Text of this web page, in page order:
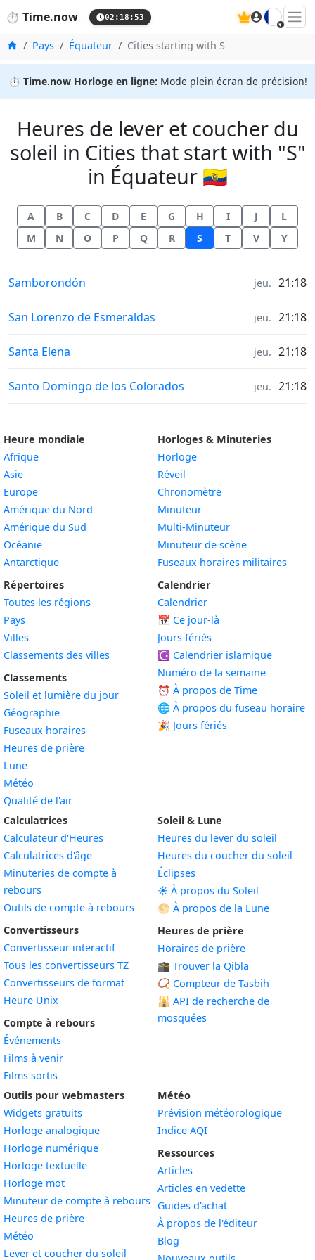
⏱️ Time.now 02:18:54 🇫🇷
Accueil
Pays Équateur Cities starting with S
⏱️ Time.now Horloge en ligne: Mode plein écran de précision!
Heures de lever et coucher du
soleil in Cities that start with "S"
in Équateur 🇪🇨
A B C D E G H I J
L
M
N O P Q R S T V Y
Heures de lever et coucher du soleil in
Samborondón jeu. 21:18
Heures de lever et coucher du soleil in
San Lorenzo de Esmeraldas jeu. 21:18
Heures de lever et coucher du soleil in
Santa Elena jeu. 21:18
Heures de lever et coucher du soleil in
Santo Domingo de los Colorados jeu. 21:18
Heure mondiale
Afrique
Asie
Europe
Amérique du Nord
Amérique du Sud
Océanie
Antarctique
Répertoires
Toutes les régions
Pays
Villes
Classements des villes
Classements
Soleil et lumière du jour
Géographie
Fuseaux horaires
Heures de prière
Lune
Météo
Qualité de l'air
Horloges & Minuteries
Horloge
Réveil
Chronomètre
Minuteur
Multi-Minuteur
Minuteur de scène
Fuseaux horaires militaires
Calendrier
Calendrier
📅 Ce jour-là
Jours fériés
☪️ Calendrier islamique
Numéro de la semaine
⏰ À propos de Time
🌐 À propos du fuseau horaire
🎉 Jours fériés
Calculatrices
Calculateur d'Heures
Calculatrices d'âge
Minuteries de compte à
rebours
Outils de compte à rebours
Convertisseurs
Convertisseur interactif
Tous les convertisseurs TZ
Convertisseurs de format
Heure Unix
Compte à rebours
Événements
Films à venir
Films sortis
Soleil & Lune
Heures du lever du soleil
Heures du coucher du soleil
Éclipses
☀️ À propos du Soleil
🌕 À propos de la Lune
Heures de prière
Horaires de prière
🕋 Trouver la Qibla
📿 Compteur de Tasbih
🕌 API de recherche de
mosquées
Outils pour webmasters
Widgets gratuits
Horloge analogiqueWidget
Horloge numériqueWidget
Horloge textuelleWidget
Horloge motWidget
Minuteur de compte à rebours Widget
Heures de prièreWidget
Météo
Lever et coucher du soleil
Météo
Prévision météorologique
Indice AQI
Ressources
Articles
Articles en vedette
Guides d'achat
À propos de l'éditeur
Blog